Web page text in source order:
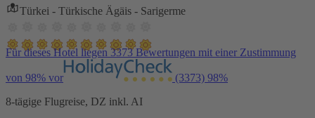
Türkei - Türkische Ägäis - Sarigerme
Für dieses Hotel liegen 3373 Bewertungen mit einer Zustimmung
von 98% vor (3373) 98%
8-tägige Flugreise, DZ inkl. AI